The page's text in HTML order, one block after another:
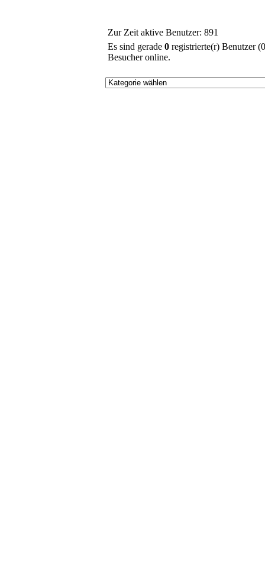
Zur Zeit aktive Benutzer: 891
Es sind gerade 0 registrierte(r) Benutzer
Besucher online.